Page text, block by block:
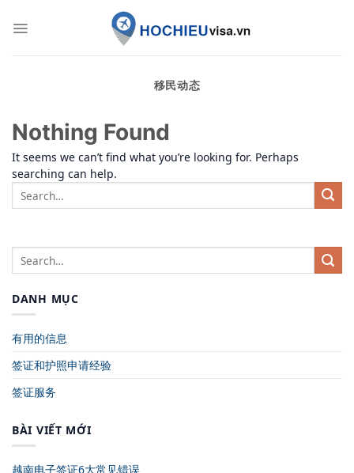
移民动态
Nothing Found
It seems we can’t find what you’re looking for. Perhaps
searching can help.
DANH MỤC
有用的信息
签证和护照申请经验
签证服务
BÀI VIẾT MỚI
越南电子签证6大常见错误